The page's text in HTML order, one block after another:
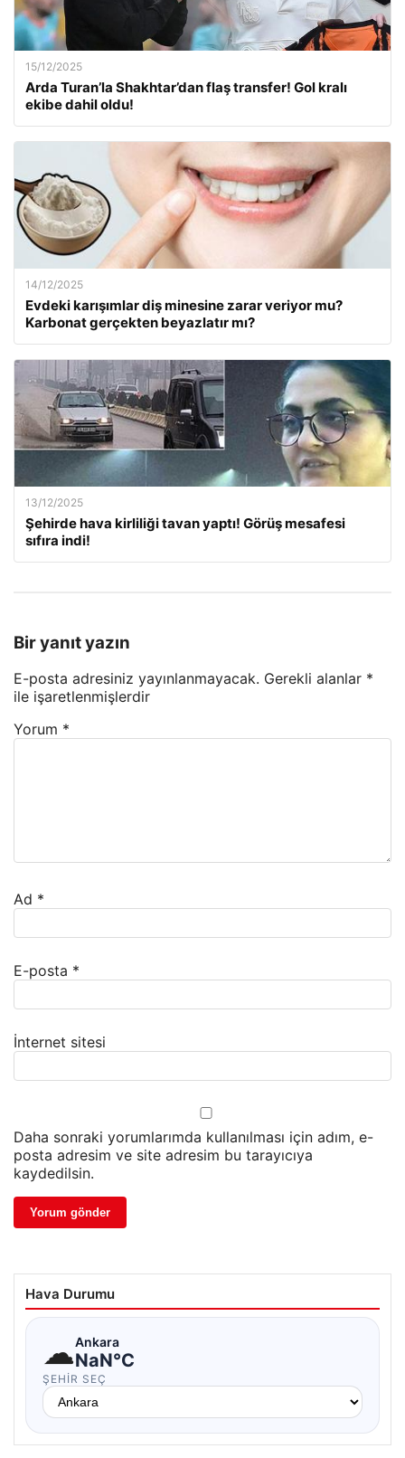
15/12/2025
Arda Turan’la Shakhtar’dan flaş transfer! Gol kralı
ekibe dahil oldu!
14/12/2025
Evdeki karışımlar diş minesine zarar veriyor mu?
Karbonat gerçekten beyazlatır mı?
13/12/2025
Şehirde hava kirliliği tavan yaptı! Görüş mesafesi
sıfıra indi!
Bir yanıt yazın
E-posta adresiniz yayınlanmayacak. Gerekli alanlar *
ile işaretlenmişlerdir
Yorum *
Ad *
E-posta *
İnternet sitesi
Daha sonraki yorumlarımda kullanılması için adım, e-
posta adresim ve site adresim bu tarayıcıya
kaydedilsin.
Hava Durumu
☁Ankara
NaN°C
ŞEHIR SEÇ